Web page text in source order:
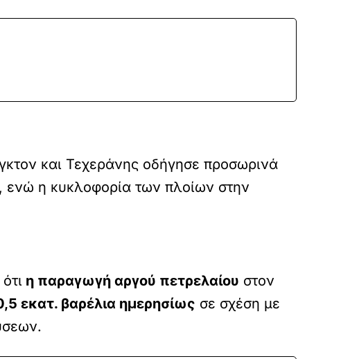
και Τεχεράνης οδήγησε προσωρινά
η κυκλοφορία των πλοίων στην
η παραγωγή αργού πετρελαίου στον
εκατ. βαρέλια ημερησίως σε σχέση με